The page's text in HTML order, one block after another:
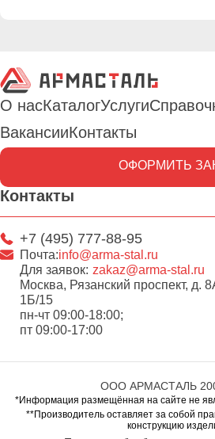
О насКаталогУслуги
ВакансииКонтакты
ОФОРМИТЬ
Контакты
+7 (495) 777-88-95
Почта:info@arma-stal.ru
Для заявок: zakaz@arma-stal.ru
Москва, Рязанский проспект, д.
1Б/15
пн-чт 09:00-18:00;
пт 09:00-17:00
ООО АРМАСТАЛЬ
*Информация размещённая на сайте не
**Производитель оставляет за собой
конструкцию